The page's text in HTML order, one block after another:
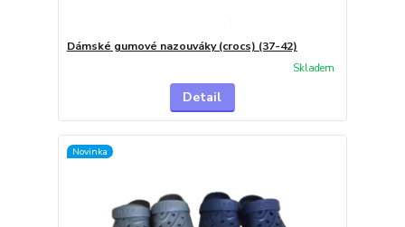
Dámské gumové nazouváky (crocs) (37-42)
Skladem
Detail
Novinka